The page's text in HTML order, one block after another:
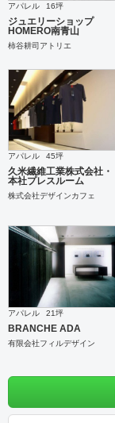
アパレル 16坪
ジュエリーショップ
HOMERO南青山
柿谷耕司アトリエ
アパレル 45坪
久米繊維工業株式会社・
本社プレスルーム
株式会社デザインカフェ
アパレル 21坪
BRANCHE ADA
有限会社フィルデザイン